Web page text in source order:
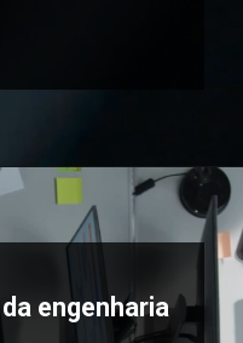
engenharia